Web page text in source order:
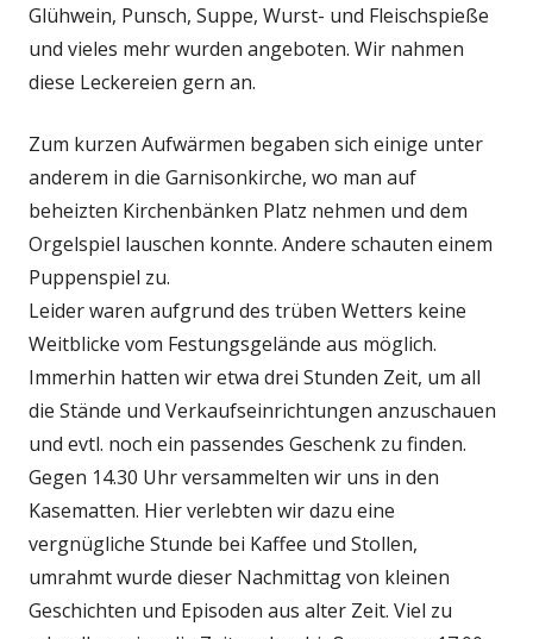
Glühwein, Punsch, Suppe, Wurst- und Fleischspieße
und vieles mehr wurden angeboten. Wir nahmen
diese Leckereien gern an.
Zum kurzen Aufwärmen begaben sich einige unter
anderem in die Garnisonkirche, wo man auf
beheizten Kirchenbänken Platz nehmen und dem
Orgelspiel lauschen konnte. Andere schauten einem
Puppenspiel zu.
Leider waren aufgrund des trüben Wetters keine
Weitblicke vom Festungsgelände aus möglich.
Immerhin hatten wir etwa drei Stunden Zeit, um all
die Stände und Verkaufseinrichtungen anzuschauen
und evtl. noch ein passendes Geschenk zu finden.
Gegen 14.30 Uhr versammelten wir uns in den
Kasematten. Hier verlebten wir dazu eine
vergnügliche Stunde bei Kaffee und Stollen,
umrahmt wurde dieser Nachmittag von kleinen
Geschichten und Episoden aus alter Zeit. Viel zu